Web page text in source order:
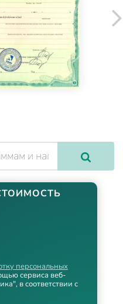
персональных
сервиса веб-
в соответствии с